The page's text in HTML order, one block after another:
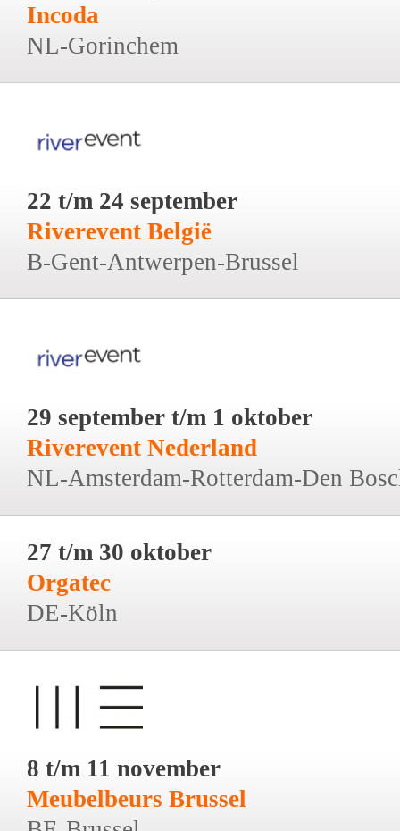
Incoda
NL-Gorinchem
22 t/m 24 september
Riverevent België
B-Gent-Antwerpen-Brussel
29 september t/m 1 oktober
Riverevent Nederland
NL-Amsterdam-Rotterdam-Den
27 t/m 30 oktober
Orgatec
DE-Köln
8 t/m 11 november
Meubelbeurs Brussel